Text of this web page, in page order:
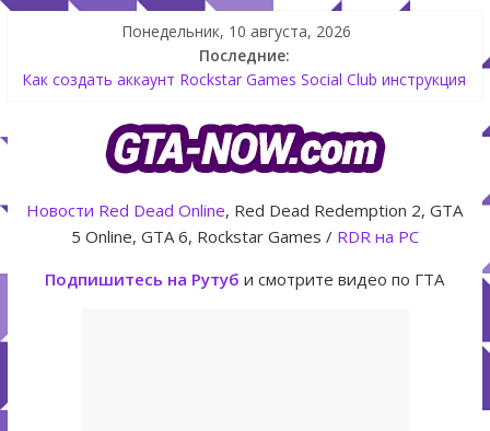
Понедельник, 10 августа, 2026
Последние:
Как создать аккаунт Rockstar Games Social Club инструкция
The Kortz Center Heist — новое ограбление появится в
GTA Online уже 14 июля
GTA Online: Rockstar запускает программу Fine Art Collector
Летнее обновление для GTA 5 Online The Kortz Center Heist
Новости Red Dead Online, Red Dead Redemption 2, GTA
5 Online, GTA 6, Rockstar Games / RDR на PC
Подпишитесь на Рутуб и смотрите видео по ГТА